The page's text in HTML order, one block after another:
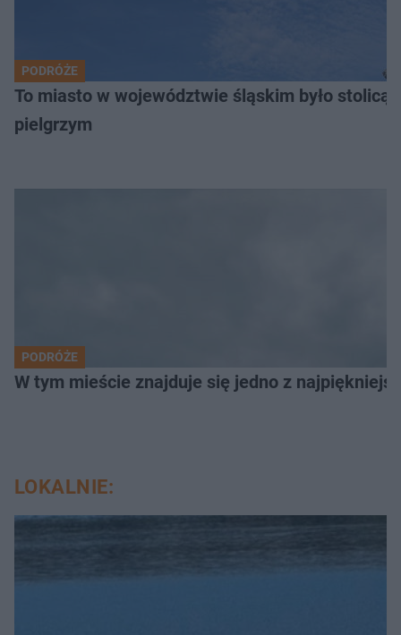
PODRÓŻE
To miasto w województwie śląskim było
pielgrzym
PODRÓŻE
W tym mieście znajduje się jedno z
LOKALNIE: